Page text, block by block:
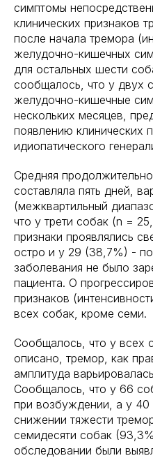
симптомы
клинических признаков
после начала тремора
желудочно-кишечных
для остальных шести
сообщалось, что у двух
желудочно-кишечные
нескольких месяцев,
появлению клинических
идиопатического
Средняя
составляла пять дней,
(межквартильный
что у трети собак (n =
признаки проявлялись
остро и у 29 (38,7%) -
заболевания не было
пациента. О
признаков
всех собак, кроме семи.
Сообщалось, что у всех
описано, тремор, как
амплитуда
Сообщалось, что у 66
при возбуждении, а у
снижении тяжести
семидесяти собак
обследовании были